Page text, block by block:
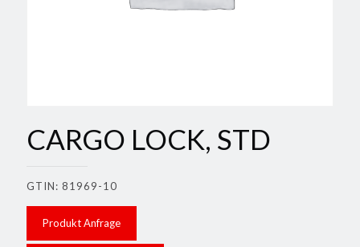
CARGO LOCK, STD
GTIN: 81969-10
Produkt Anfrage